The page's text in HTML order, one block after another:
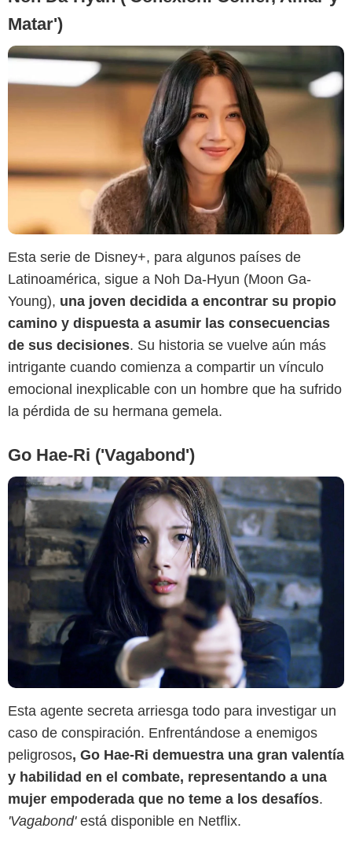
Matar')
Esta serie de Disney+, para algunos países de
Latinoamérica, sigue a Noh Da-Hyun (Moon Ga-
Young), una joven decidida a encontrar su propio
camino y dispuesta a asumir las consecuencias
de sus decisiones. Su historia se vuelve aún más
intrigante cuando comienza a compartir un vínculo
emocional inexplicable con un hombre que ha sufrido
la pérdida de su hermana gemela.
Go Hae-Ri ('Vagabond')
Netflix
Esta agente secreta arriesga todo para investigar un
caso de conspiración. Enfrentándose a enemigos
peligrosos, Go Hae-Ri demuestra una gran valentía
y habilidad en el combate, representando a una
mujer empoderada que no teme a los desafíos.
'Vagabond' está disponible en Netflix.